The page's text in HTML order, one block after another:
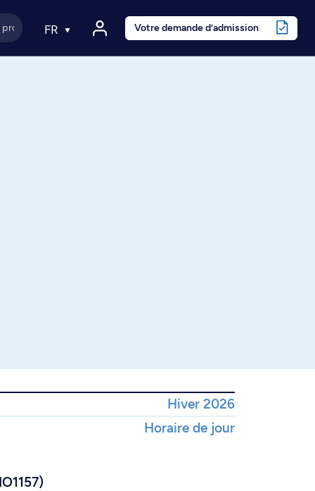
FR Votre demande d’admission
Hiver 2026
Horaire de jour